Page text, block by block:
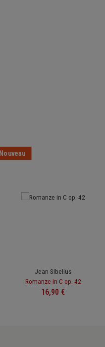
Nouveau
Jean Sibelius
Romanze in C op. 42
Prix régulier :
16,90 €